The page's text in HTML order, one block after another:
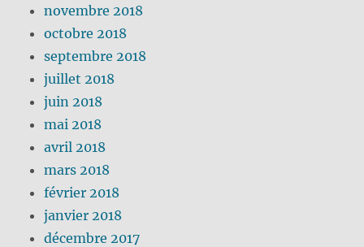
novembre 2018
octobre 2018
septembre 2018
juillet 2018
juin 2018
mai 2018
avril 2018
mars 2018
février 2018
janvier 2018
décembre 2017